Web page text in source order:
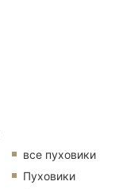
все пуховики
Пуховики